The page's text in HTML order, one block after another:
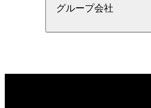
グループ会社